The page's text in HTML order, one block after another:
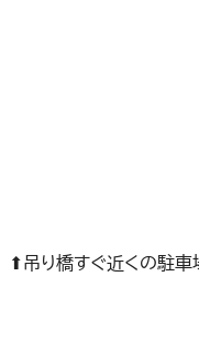
⬆吊り橋すぐ近くの駐車